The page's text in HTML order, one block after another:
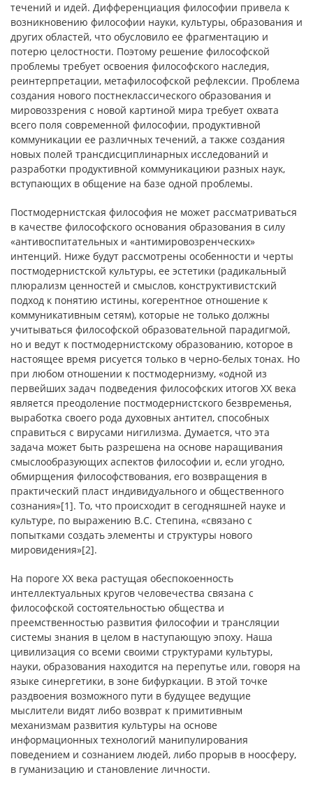
течений и идей. Дифференциация философии привела к
возникновению философии науки, культуры, образования и
других областей, что обусловило ее фрагментацию и
потерю целостности. Поэтому решение философской
проблемы требует освоения философского наследия,
реинтерпретации, метафилософской рефлексии. Проблема
создания нового постнеклассического образования и
мировоззрения с новой картиной мира требует охвата
всего поля современной философии, продуктивной
коммуникации ее различных течений, а также создания
новых полей трансдисциплинарных исследований и
разработки продуктивной коммуникациюи разных наук,
вступающих в общение на базе одной проблемы.
Постмодернистская философия не может рассматриваться
в качестве философского основания образования в силу
«антивоспитательных и «антимировозренческих»
интенций. Ниже будут рассмотрены особенности и черты
постмодернистской культуры, ее эстетики (радикальный
плюрализм ценностей и смыслов, конструктивистский
подход к понятию истины, когерентное отношение к
коммуникативным сетям), которые не только должны
учитываться философской образовательной парадигмой,
но и ведут к постмодернистскому образованию, которое в
настоящее время рисуется только в черно-белых тонах. Но
при любом отношении к постмодернизму, «одной из
первейших задач подведения философских итогов ХХ века
является преодоление постмодернистского безвременья,
выработка своего рода духовных антител, способных
справиться с вирусами нигилизма. Думается, что эта
задача может быть разрешена на основе наращивания
смыслообразующих аспектов философии и, если угодно,
обмирщения философствования, его возвращения в
практический пласт индивидуального и общественного
сознания»[1]. То, что происходит в сегодняшней науке и
культуре, по выражению В.С. Степина, «связано с
попытками создать элементы и структуры нового
мировидения»[2].
На пороге ХХ века растущая обеспокоенность
интеллектуальных кругов человечества связана с
философской состоятельностью общества и
преемственностью развития философии и трансляции
системы знания в целом в наступающую эпоху. Наша
цивилизация со всеми своими структурами культуры,
науки, образования находится на перепутье или, говоря на
языке синергетики, в зоне бифуркации. В этой точке
раздвоения возможного пути в будущее ведущие
мыслители видят либо возврат к примитивным
механизмам развития культуры на основе
информационных технологий манипулирования
поведением и сознанием людей, либо прорыв в ноосферу,
в гуманизацию и становление личности.